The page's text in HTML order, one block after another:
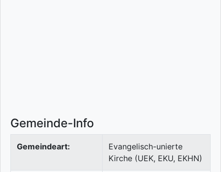
Gemeinde-Info
Gemeindeart:
Evangelisch-unierte
Kirche (UEK, EKU, EKHN)